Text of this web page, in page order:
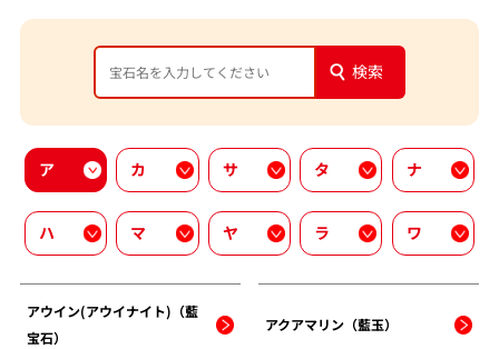
検索
ア カ サ タ ナ
ハ マ ヤ ラ ワ
アウイン(アウイナイト)（藍
宝石）
アクアマリン（藍玉）